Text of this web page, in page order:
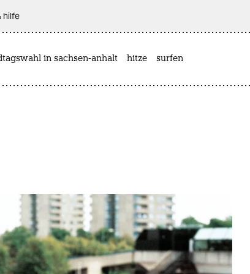
hilfe
in sachsen-anhalt hitze surfen